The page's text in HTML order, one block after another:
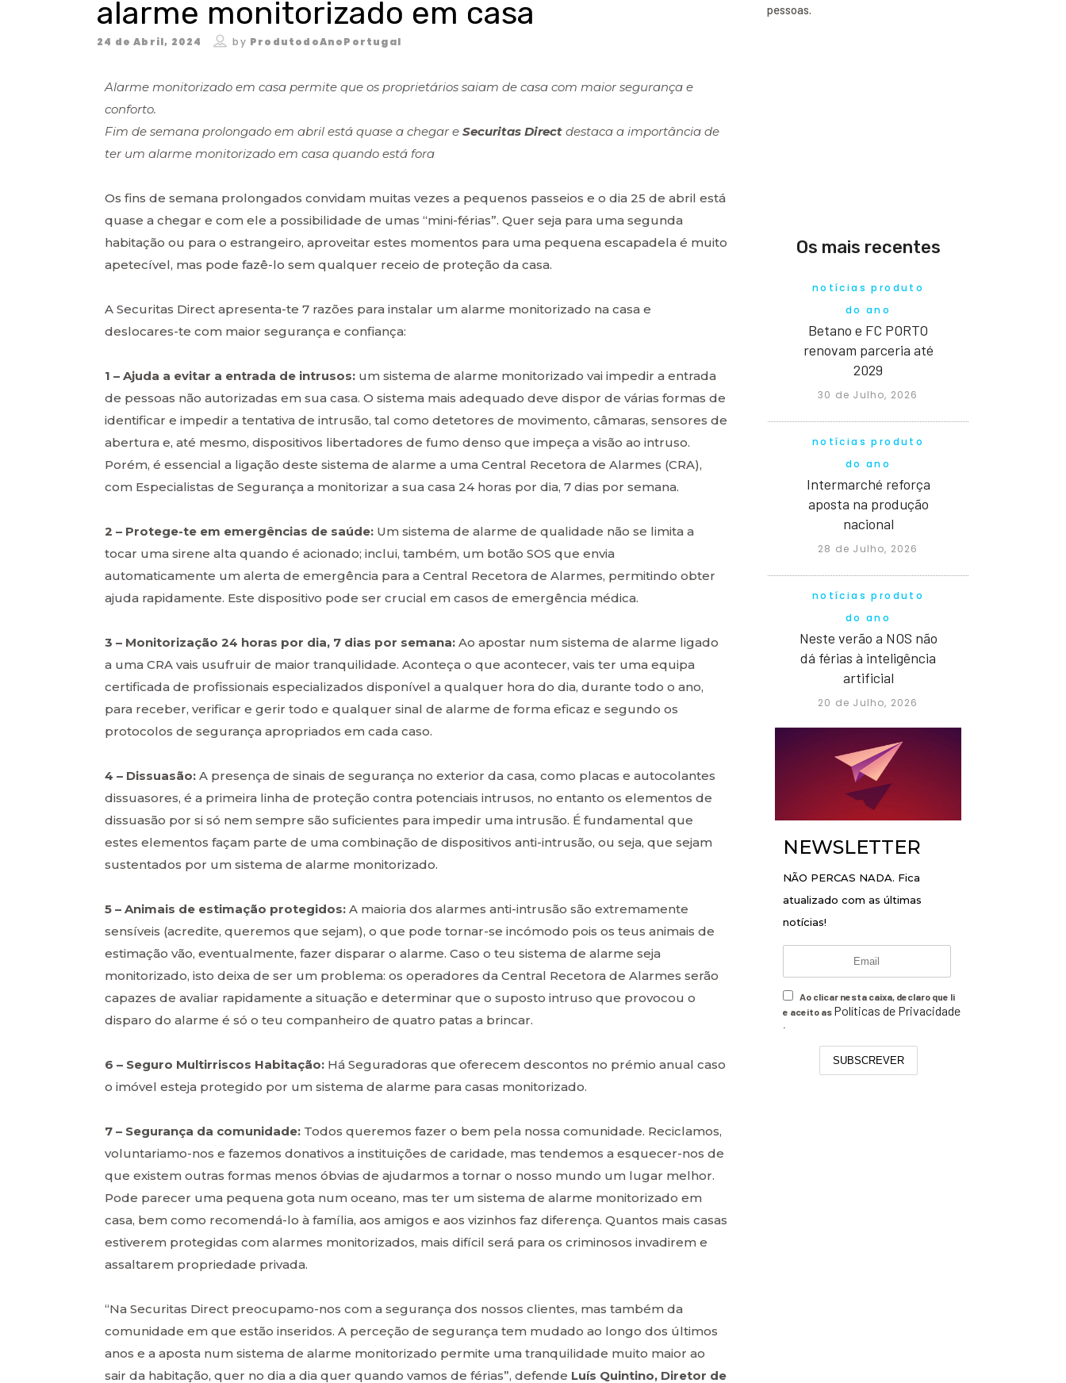
alarme monitorizado em casa
24 de Abril, 2024 by ProdutodoAnoPortugal
Alarme monitorizado em casa permite que os proprietários saiam de casa com maior segurança e
conforto.
Fim de semana prolongado em abril está quase a chegar e Securitas Direct destaca a importância de
ter um alarme monitorizado em casa quando está fora
Os fins de semana prolongados convidam muitas vezes a pequenos passeios e o dia 25 de abril está
quase a chegar e com ele a possibilidade de umas “mini-férias”. Quer seja para uma segunda
habitação ou para o estrangeiro, aproveitar estes momentos para uma pequena escapadela é muito
apetecível, mas pode fazê-lo sem qualquer receio de proteção da casa.
A Securitas Direct apresenta-te 7 razões para instalar um alarme monitorizado na casa e
deslocares-te com maior segurança e confiança:
1 – Ajuda a evitar a entrada de intrusos: um sistema de alarme monitorizado vai impedir a entrada
de pessoas não autorizadas em sua casa. O sistema mais adequado deve dispor de várias formas de
identificar e impedir a tentativa de intrusão, tal como detetores de movimento, câmaras, sensores de
abertura e, até mesmo, dispositivos libertadores de fumo denso que impeça a visão ao intruso.
Porém, é essencial a ligação deste sistema de alarme a uma Central Recetora de Alarmes (CRA),
com Especialistas de Segurança a monitorizar a sua casa 24 horas por dia, 7 dias por semana.
2 – Protege-te em emergências de saúde: Um sistema de alarme de qualidade não se limita a
tocar uma sirene alta quando é acionado; inclui, também, um botão SOS que envia
automaticamente um alerta de emergência para a Central Recetora de Alarmes, permitindo obter
ajuda rapidamente. Este dispositivo pode ser crucial em casos de emergência médica.
3 – Monitorização 24 horas por dia, 7 dias por semana: Ao apostar num sistema de alarme ligado
a uma CRA vais usufruir de maior tranquilidade. Aconteça o que acontecer, vais ter uma equipa
certificada de profissionais especializados disponível a qualquer hora do dia, durante todo o ano,
para receber, verificar e gerir todo e qualquer sinal de alarme de forma eficaz e segundo os
protocolos de segurança apropriados em cada caso.
4 – Dissuasão: A presença de sinais de segurança no exterior da casa, como placas e autocolantes
dissuasores, é a primeira linha de proteção contra potenciais intrusos, no entanto os elementos de
dissuasão por si só nem sempre são suficientes para impedir uma intrusão. É fundamental que
estes elementos façam parte de uma combinação de dispositivos anti-intrusão, ou seja, que sejam
sustentados por um sistema de alarme monitorizado.
5 – Animais de estimação protegidos: A maioria dos alarmes anti-intrusão são extremamente
sensíveis (acredite, queremos que sejam), o que pode tornar-se incómodo pois os teus animais de
estimação vão, eventualmente, fazer disparar o alarme. Caso o teu sistema de alarme seja
monitorizado, isto deixa de ser um problema: os operadores da Central Recetora de Alarmes serão
capazes de avaliar rapidamente a situação e determinar que o suposto intruso que provocou o
disparo do alarme é só o teu companheiro de quatro patas a brincar.
6 – Seguro Multirriscos Habitação: Há Seguradoras que oferecem descontos no prémio anual caso
o imóvel esteja protegido por um sistema de alarme para casas monitorizado.
7 – Segurança da comunidade: Todos queremos fazer o bem pela nossa comunidade. Reciclamos,
voluntariamo-nos e fazemos donativos a instituições de caridade, mas tendemos a esquecer-nos de
que existem outras formas menos óbvias de ajudarmos a tornar o nosso mundo um lugar melhor.
Pode parecer uma pequena gota num oceano, mas ter um sistema de alarme monitorizado em
casa, bem como recomendá-lo à família, aos amigos e aos vizinhos faz diferença. Quantos mais casas
estiverem protegidas com alarmes monitorizados, mais difícil será para os criminosos invadirem e
assaltarem propriedade privada.
“Na Securitas Direct preocupamo-nos com a segurança dos nossos clientes, mas também da
comunidade em que estão inseridos. A perceção de segurança tem mudado ao longo dos últimos
anos e a aposta num sistema de alarme monitorizado permite uma tranquilidade muito maior ao
sair da habitação, quer no dia a dia quer quando vamos de férias”, defende Luís Quintino, Diretor de
pessoas.
Os mais recentes
notícias produto
do ano
Betano e FC PORTO
renovam parceria até
2029
30 de Julho, 2026
notícias produto
do ano
Intermarché reforça
aposta na produção
nacional
28 de Julho, 2026
notícias produto
do ano
Neste verão a NOS não
dá férias à inteligência
artificial
20 de Julho, 2026
NEWSLETTER
NÃO PERCAS NADA. Fica
atualizado com as últimas
notícias!
Ao clicar nesta caixa, declaro que li
e aceito as Políticas de Privacidade
.
SUBSCREVER